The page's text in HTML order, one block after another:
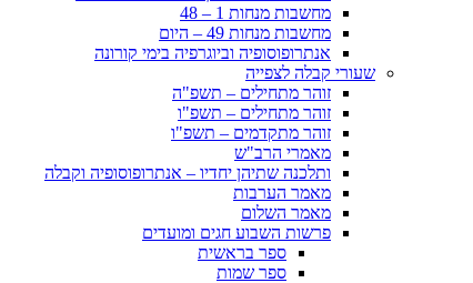
מחשבות מנחות 1 – 48
מחשבות מנחות 49 – היום
אנתרופוסופיה וביוגרפיה בימי קורונה
שעורי קבלה לצפייה
זוהר מתחילים – תשפ"ה
זוהר מתחילים – תשפ"ו
זוהר מתקדמים – תשפ"ו
מאמרי הרב"ש
ותלכנה שתיהן יחדיו – אנתרופוסופיה וקבלה
מאמר הערבות
מאמר השלום
פרשות השבוע חגים ומועדים
ספר בראשית
ספר שמות